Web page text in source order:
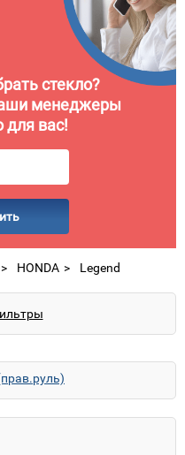
стекло?
менеджеры
для вас!
HONDA Legend